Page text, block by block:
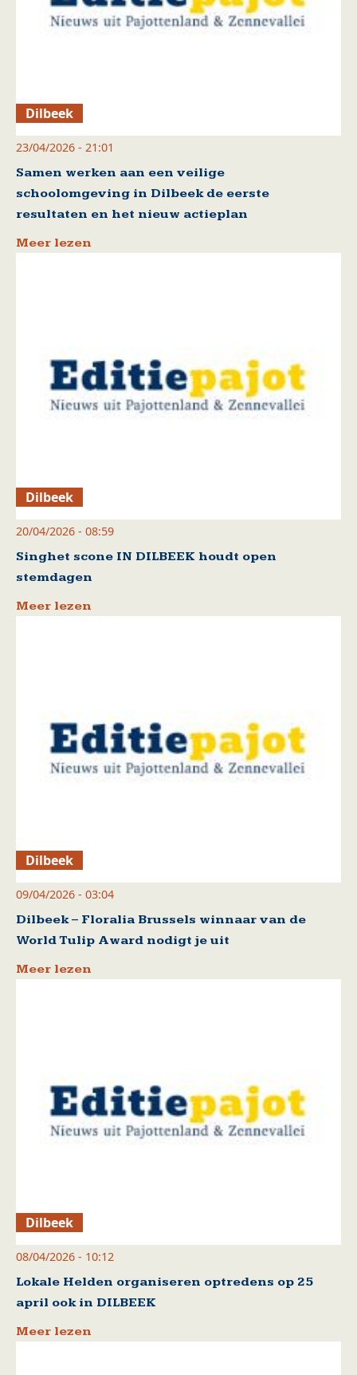
Dilbeek
23/04/2026 - 21:01
Samen werken aan een veilige
schoolomgeving in Dilbeek de eerste
resultaten en het nieuw actieplan
Meer lezen
Dilbeek
20/04/2026 - 08:59
Singhet scone IN DILBEEK houdt open
stemdagen
Meer lezen
Dilbeek
09/04/2026 - 03:04
Dilbeek – Floralia Brussels winnaar van de
World Tulip Award nodigt je uit
Meer lezen
Dilbeek
08/04/2026 - 10:12
Lokale Helden organiseren optredens op 25
april ook in DILBEEK
Meer lezen